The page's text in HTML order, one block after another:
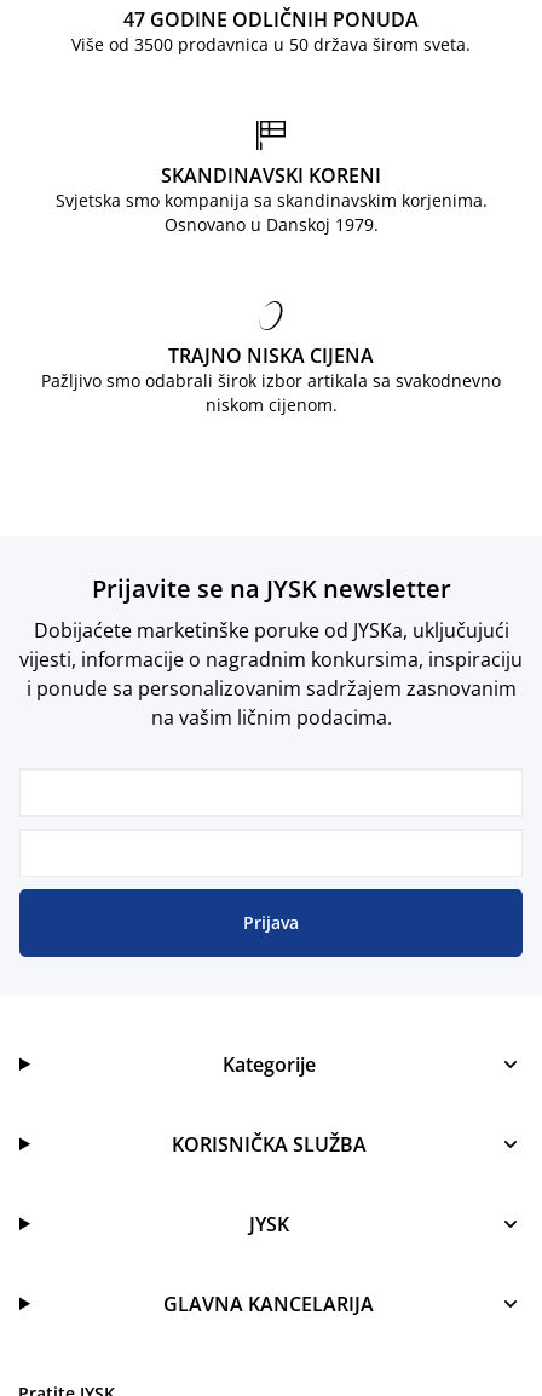
47 GODINE ODLIČNIH PONUDA
Više od 3500 prodavnica u 50 država širom sveta.
SKANDINAVSKI KORENI
Svjetska smo kompanija sa skandinavskim korjenima.
Osnovano u Danskoj 1979.
TRAJNO NISKA CIJENA
Pažljivo smo odabrali širok izbor artikala sa svakodnevno
niskom cijenom.
Prijavite se na JYSK newsletter
Dobijaćete marketinške poruke od JYSKa, uključujući
vijesti, informacije o nagradnim konkursima, inspiraciju
i ponude sa personalizovanim sadržajem zasnovanim
na vašim ličnim podacima.
Prijava
Kategorije
KORISNIČKA SLUŽBA
JYSK
GLAVNA KANCELARIJA